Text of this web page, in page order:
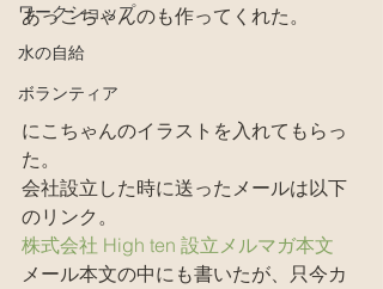
ワークショップ
水の自給
ボランティア
あっこちゃんのも作ってくれた。
にこちゃんのイラストを入れてもらっ
た。
会社設立した時に送ったメールは以下
のリンク。
株式会社 High ten 設立メルマガ本文
メール本文の中にも書いたが、只今カ